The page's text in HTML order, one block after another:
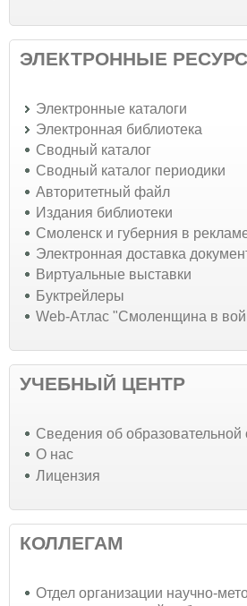
ЭЛЕКТРОННЫЕ
Электронные каталоги
Электронная библиотека
Сводный каталог
Сводный каталог периодики
Авторитетный файл
Издания библиотеки
Смоленск и губерния в
Электронная доставка
Виртуальные выставки
Буктрейлеры
Web-Атлас "Смоленщина в
УЧЕБНЫЙ ЦЕНТР
Cведения об образовательной
О нас
Лицензия
КОЛЛЕГАМ
Отдел организации научно-